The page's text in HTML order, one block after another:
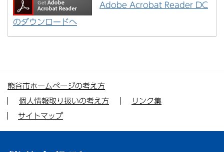
Adobe Acrobat Reader DC
のダウンロードへ
熊谷市ホームページの考え方
個人情報取り扱いの考え方
リンク集
サイトマップ